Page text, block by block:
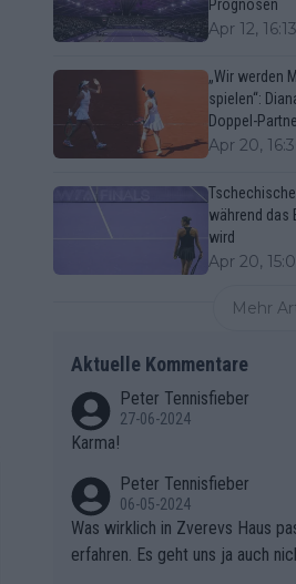
Prognosen
Apr 12, 16:13
„Wir werden
spielen“:
Doppel-
Apr 20,
während das
wird
Apr 20,
Mehr
Aktuelle Kommentare
Peter Tennisfieber
27-06-2024
Karma!
Peter Tennisfieber
06-05-2024
Was wirklich in Zverevs Haus
erfahren. Es geht uns ja auch